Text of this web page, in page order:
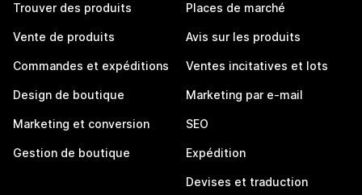
Trouver des produits
Vente de produits
Commandes et expéditions
Design de boutique
Marketing et conversion
Gestion de boutique
Places de marché
Avis sur les produits
Ventes incitatives et lots
Marketing par e-mail
SEO
Expédition
Devises et traduction